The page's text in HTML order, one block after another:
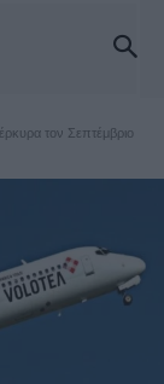
τον Σεπτέμβριο